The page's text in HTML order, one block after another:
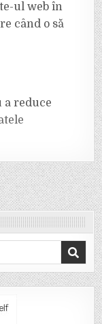
ul web în
când o să
a reduce